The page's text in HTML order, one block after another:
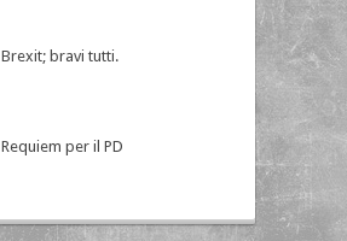
Brexit; bravi tutti.
Requiem per il PD